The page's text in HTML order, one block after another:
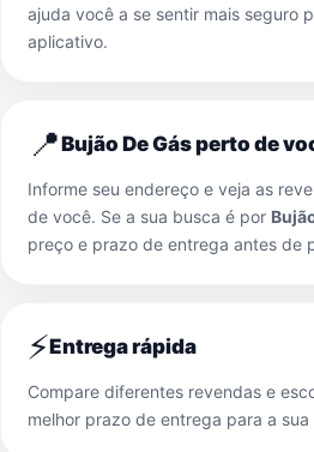
ajuda você a se sentir mais seguro
aplicativo.
📍Bujão De Gás perto de
Informe seu endereço e veja as
de você. Se a sua busca é por
preço e prazo de entrega antes de
⚡Entrega rápida
Compare diferentes revendas e
melhor prazo de entrega para a sua